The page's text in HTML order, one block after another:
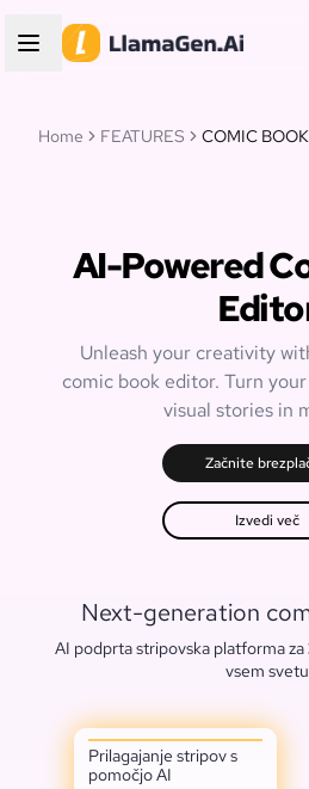
Home FEATURES COMIC
AI-Powered
Unleash your creativity
comic book editor. Turn
visual stories in
Začnite
Izvedi več
Next-generation
AI podprta stripovska platforma za
vsem svetu
Prilagajanje stripov s
pomočjo AI